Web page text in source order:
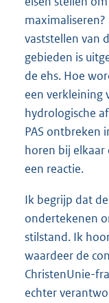
vaststellen van
gebieden is
de ehs. Hoe
een verkleining
hydrologische
PAS ontbreken
horen bij elkaar
een reactie.
Ik begrijp dat
ondertekenen
stilstand. Ik
waardeer de
ChristenUnie-
echter